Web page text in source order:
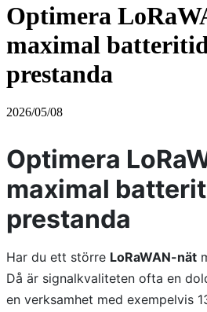
Optimera
maximal
prestanda
2026/05/08
Optimera
maximal
prestanda
Har du ett större LoRaWAN-nät
Då är signalkvaliteten ofta en
en verksamhet med exempelvis